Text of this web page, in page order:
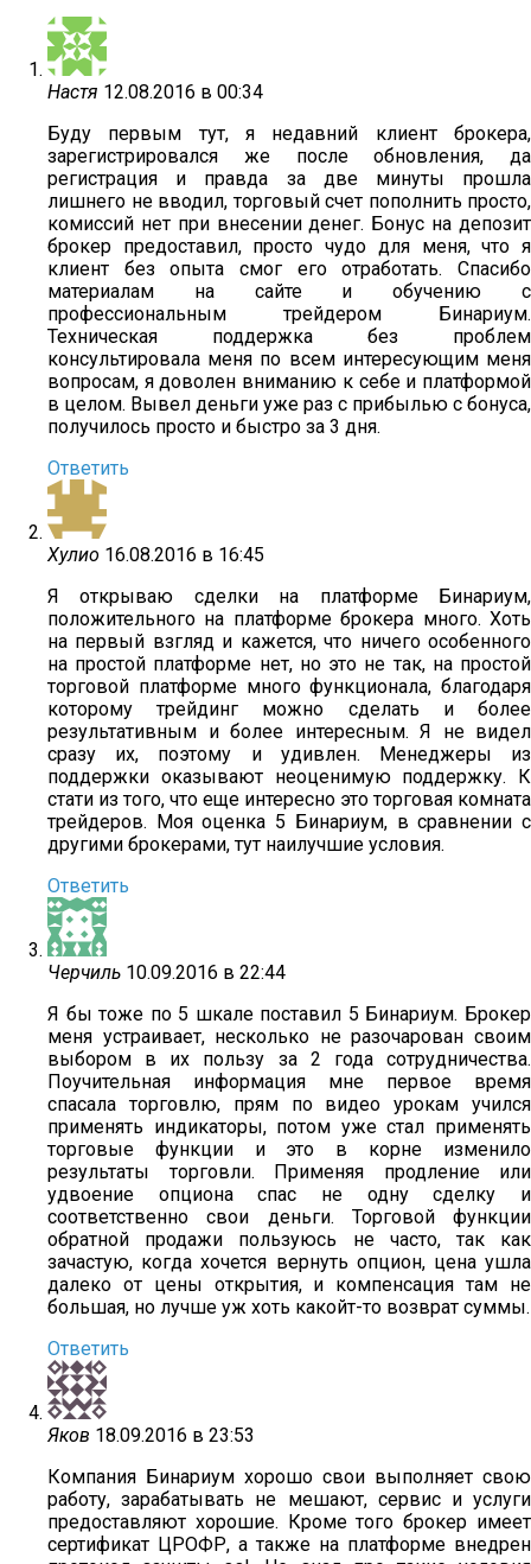
Настя 12.08.2016 в 00:34
Буду первым тут, я недавний клиент брокера,
зарегистрировался же после обновления, да
регистрация и правда за две минуты прошла
лишнего не вводил, торговый счет пополнить просто,
комиссий нет при внесении денег. Бонус на депозит
брокер предоставил, просто чудо для меня, что я
клиент без опыта смог его отработать. Спасибо
материалам на сайте и обучению с
профессиональным трейдером Бинариум.
Техническая поддержка без проблем
консультировала меня по всем интересующим меня
вопросам, я доволен вниманию к себе и платформой
в целом. Вывел деньги уже раз с прибылью с бонуса,
получилось просто и быстро за 3 дня.
Ответить
Хулио 16.08.2016 в 16:45
Я открываю сделки на платформе Бинариум,
положительного на платформе брокера много. Хоть
на первый взгляд и кажется, что ничего особенного
на простой платформе нет, но это не так, на простой
торговой платформе много функционала, благодаря
которому трейдинг можно сделать и более
результативным и более интересным. Я не видел
сразу их, поэтому и удивлен. Менеджеры из
поддержки оказывают неоценимую поддержку. К
стати из того, что еще интересно это торговая комната
трейдеров. Моя оценка 5 Бинариум, в сравнении с
другими брокерами, тут наилучшие условия.
Ответить
Черчиль 10.09.2016 в 22:44
Я бы тоже по 5 шкале поставил 5 Бинариум. Брокер
меня устраивает, несколько не разочарован своим
выбором в их пользу за 2 года сотрудничества.
Поучительная информация мне первое время
спасала торговлю, прям по видео урокам учился
применять индикаторы, потом уже стал применять
торговые функции и это в корне изменило
результаты торговли. Применяя продление или
удвоение опциона спас не одну сделку и
соответственно свои деньги. Торговой функции
обратной продажи пользуюсь не часто, так как
зачастую, когда хочется вернуть опцион, цена ушла
далеко от цены открытия, и компенсация там не
большая, но лучше уж хоть какойт-то возврат суммы.
Ответить
Яков 18.09.2016 в 23:53
Компания Бинариум хорошо свои выполняет свою
работу, зарабатывать не мешают, сервис и услуги
предоставляют хорошие. Кроме того брокер имеет
сертификат ЦРОФР, а также на платформе внедрен